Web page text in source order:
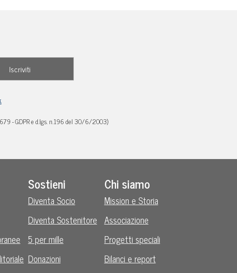
- GDPR e d.lgs. n.196 del 30/6/2003)
Sostieni
Diventa Socio
Diventa Sostenitore
5 per mille
Donazioni
Chi siamo
Mission e Storia
Associazione
Progetti speciali
Bilanci e report